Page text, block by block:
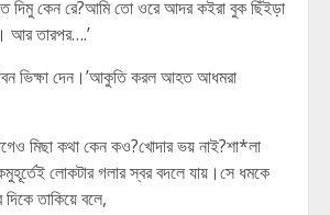
দিমু কেন রে?আমি তো ওরে আদর কইরা বুক ছিঁইড়া
আর তারপর….’
ভিক্ষা দেন।’আকুতি করল আহত আধমরা
মিছা কথা কেন কও?খোদার ভয় নাই?শা*লা
লোকটার গলার স্বর বদলে যায়।সে ধমকে
তাকিয়ে বলে,